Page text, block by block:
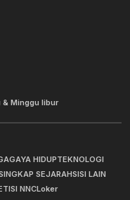
Minggu libur
GAYA HIDUPTEKNOLOGI
SEJARAHSISI LAIN
NNCLoker